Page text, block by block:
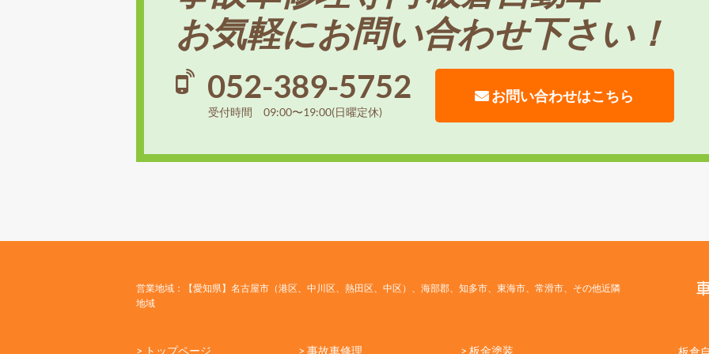
お気軽にお問い合わせ下さい！
052-389-5752
受付時間 09:00〜19:00(日曜定休)
お問い合わせはこちら
営業地域：【愛知県】名古屋市（港区、中川区、熱田区、中区）、海部郡、知多市、東海市、常滑市、その他近隣
地域
> トップページ > 事故車修理 > 板金塗装 板倉